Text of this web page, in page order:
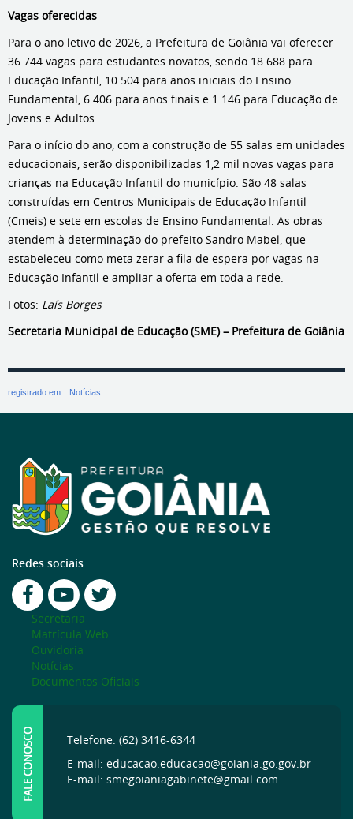
Vagas oferecidas
Para o ano letivo de 2026, a Prefeitura de Goiânia vai oferecer
36.744 vagas para estudantes novatos, sendo 18.688 para
Educação Infantil, 10.504 para anos iniciais do Ensino
Fundamental, 6.406 para anos finais e 1.146 para Educação de
Jovens e Adultos.
Para o início do ano, com a construção de 55 salas em unidades
educacionais, serão disponibilizadas 1,2 mil novas vagas para
crianças na Educação Infantil do município. São 48 salas
construídas em Centros Municipais de Educação Infantil
(Cmeis) e sete em escolas de Ensino Fundamental. As obras
atendem à determinação do prefeito Sandro Mabel, que
estabeleceu como meta zerar a fila de espera por vagas na
Educação Infantil e ampliar a oferta em toda a rede.
Fotos: Laís Borges
Secretaria Municipal de Educação (SME) – Prefeitura de Goiânia
registrado em: Notícias
Redes sociais
Secretaria
Matrícula Web
Ouvidoria
Notícias
Documentos Oficiais
FALE CONOSCO
Telefone: (62) 3416-6344
E-mail: educacao.educacao@goiania.go.gov.br
E-mail: smegoianiagabinete@gmail.com